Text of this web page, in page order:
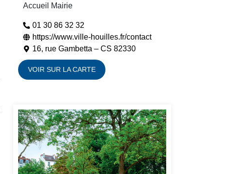
Accueil Mairie
01 30 86 32 32
https://www.ville-houilles.fr/contact
16, rue Gambetta – CS 82330
VOIR SUR LA CARTE